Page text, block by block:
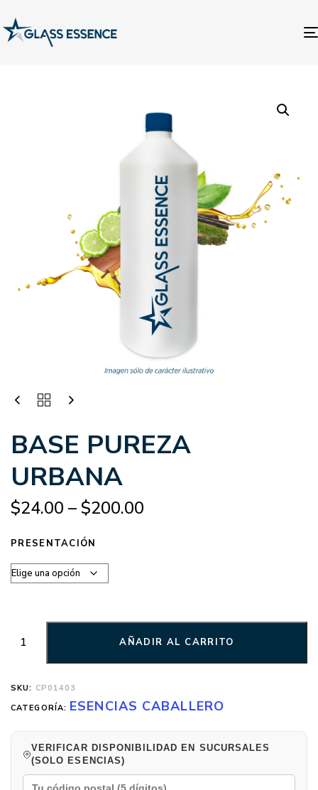
BASE PUREZA
URBANA
$24.00 –$200.00
PRESENTACIÓN
AÑADIR AL CARRITO
SKU: CP01403
CATEGORÍA: ESENCIAS CABALLERO
VERIFICAR DISPONIBILIDAD EN SUCURSALES
(SOLO ESENCIAS)